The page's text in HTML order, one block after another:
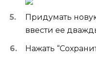
Придумать
ввести ее
Нажать